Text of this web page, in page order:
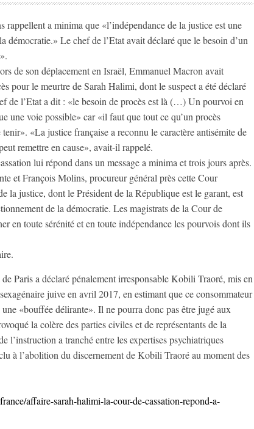
a minima que «l’indépendance de la justice est une
démocratie.» Le chef de l’Etat avait déclaré que le besoin d’un
de son déplacement en Israël, Emmanuel Macron avait
pour le meurtre de Sarah Halimi, dont le suspect a été déclaré
de l’Etat a dit : «le besoin de procès est là (…) Un pourvoi en
une voie possible» car «il faut que tout ce qu’un procès
«La justice française a reconnu le caractère antisémite de
remettre en cause», avait-il rappelé.
lui répond dans un message a minima et trois jours après.
et François Molins, procureur général près cette Cour
la justice, dont le Président de la République est le garant, est
de la démocratie. Les magistrats de la Cour de
en toute sérénité et en toute indépendance les pourvois dont ils
Paris a déclaré pénalement irresponsable Kobili Traoré, mis en
juive en avril 2017, en estimant que ce consommateur
«bouffée délirante». Il ne pourra donc pas être jugé aux
la colère des parties civiles et de représentants de la
l’instruction a tranché entre les expertises psychiatriques
à l’abolition du discernement de Kobili Traoré au moment des
affaire-sarah-halimi-la-cour-de-cassation-repond-a-